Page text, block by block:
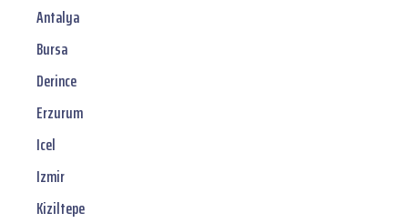
Antalya
Bursa
Derince
Erzurum
Icel
Izmir
Kiziltepe